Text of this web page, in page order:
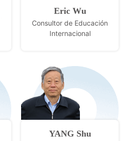
Eric Wu
Consultor de Educación
Internacional
YANG Shu